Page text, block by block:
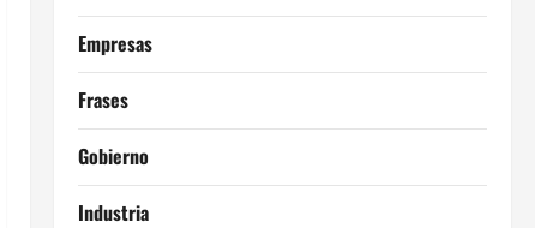
Empresas
Frases
Gobierno
Industria